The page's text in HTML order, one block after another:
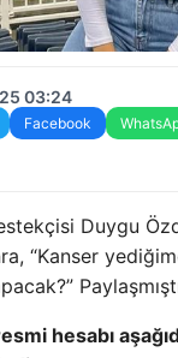
03:24
Facebook
Duygu
“Kanser
hesabı